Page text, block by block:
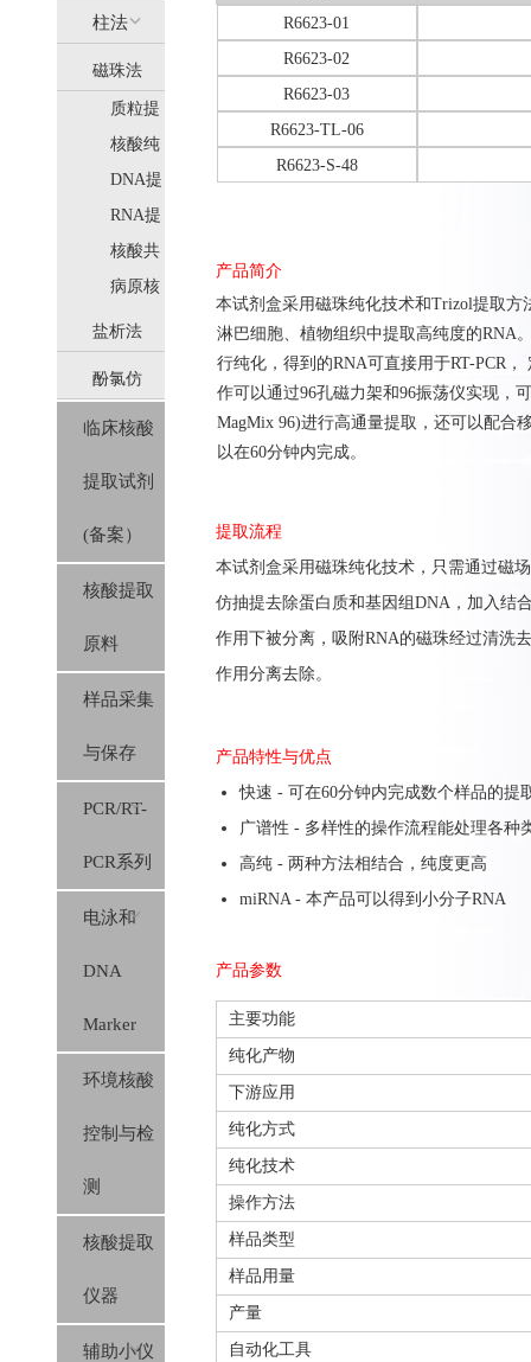
柱法
(HiPure)
磁珠法
质粒提
取
核酸纯
化
DNA提
取
RNA提
取
核酸共
提取
病原核
酸提取
盐析法
(SolPure)
酚氯仿
(Trizol系
列）
临床核酸
提取试剂
(备案）
核酸提取
原料
样品采集
与保存
PCR/RT-
PCR系列
电泳和
DNA
Marker
环境核酸
控制与检
测
核酸提取
仪器
辅助小仪
R6623-01
R6623-02
R6623-03
R6623-TL-06
R6623-S-48
产品简介
本试剂盒采用磁珠纯化技术和Trizol提取方
淋巴细胞、 植物组织中提取高纯度的RNA
行纯化，得到的RNA可直接用于RT-PCR，
作可以通过96孔磁力架和96振荡仪实现，
MagMix 96)进行高通量提取，还可以配合
以在60分钟内完成。
提取流程
本试剂盒采用磁珠纯化技术，只需通过磁
仿抽提去除蛋白质和基因组DNA，加入结
作用下被分离，吸附RNA的磁珠经过清洗
作用分离去除。
产品特性与优点
快速 - 可在60分钟内完成数个样品的提
广谱性 - 多样性的操作流程能处理各种
高纯 - 两种方法相结合，纯度更高
miRNA - 本产品可以得到小分子RNA
产品参数
主要功能
纯化产物
下游应用
纯化方式
纯化技术
操作方法
样品类型
样品用量
产量
自动化工具